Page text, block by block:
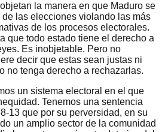
la manera en que Maduro se
las elecciones violando las más
de los procesos electorales.
que todo estado tiene el derecho a
Es inobjetable. Pero no
decir que estas sean justas ni
no tenga derecho a rechazarlas.
un sistema electoral en el que
Tenemos una sentencia
13 que por su perversidad, en su
un amplio sector de la comunidad